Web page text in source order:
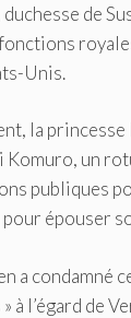
de
Unis.
la
Komuro, un
publiques
épouser
a condamné
à l’égard de